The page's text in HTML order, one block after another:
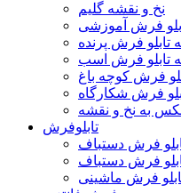
نخ و نقشه گلیم
فرش آموزشی
تابلو فرش پرنده
تابلو فرش اسب
فرش کوچه باغ
فرش شکارگاه
به نخ و نقشه
تابلوفرش
فرش دستباف
فرش دستباف
فرش ماشینی